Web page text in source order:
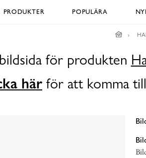
PRODUKTER POPULÄRA
för produkten
här för att komma